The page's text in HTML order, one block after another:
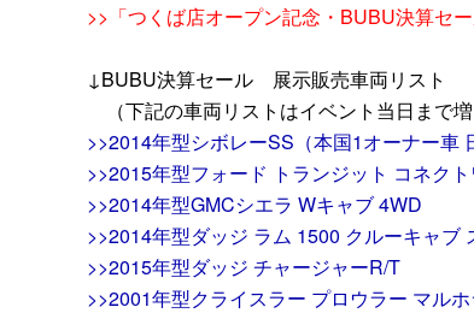
>>「つくば店オープン記念・BUBU決算セー
↓BUBU決算セール 展示販売車両リスト
（下記の車両リストはイベント当日まで増
>>2014年型シボレーSS（本国1オーナー車
>>2015年型フォード トランジット コネク
>>2014年型GMCシエラ Wキャブ 4WD
>>2014年型ダッジ ラム 1500 クルーキャブ
>>2015年型ダッジ チャージャーR/T
>>2001年型クライスラー プロウラー マル